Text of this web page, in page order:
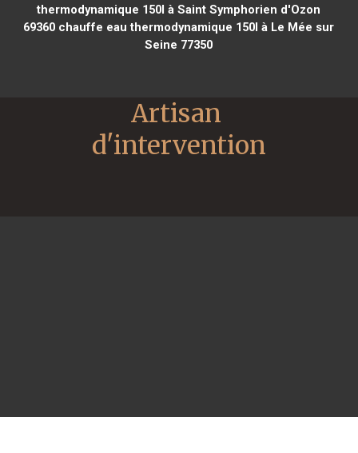
thermodynamique 150l à Saint Symphorien d'Ozon
69360 chauffe eau thermodynamique 150l à Le Mée sur
Seine 77350
Artisan
d'intervention